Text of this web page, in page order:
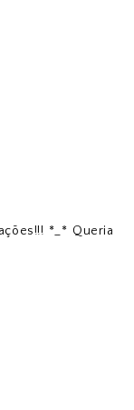
*_* Queria